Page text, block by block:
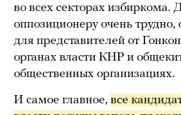
во всех секторах избиркома.
оппозиционеру очень трудно,
для представителей от
органах власти КНР и
общественных организациях.
И самое главное, все